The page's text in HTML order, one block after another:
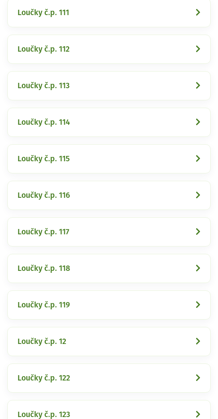
Loučky č.p. 111
Loučky č.p. 112
Loučky č.p. 113
Loučky č.p. 114
Loučky č.p. 115
Loučky č.p. 116
Loučky č.p. 117
Loučky č.p. 118
Loučky č.p. 119
Loučky č.p. 12
Loučky č.p. 122
Loučky č.p. 123